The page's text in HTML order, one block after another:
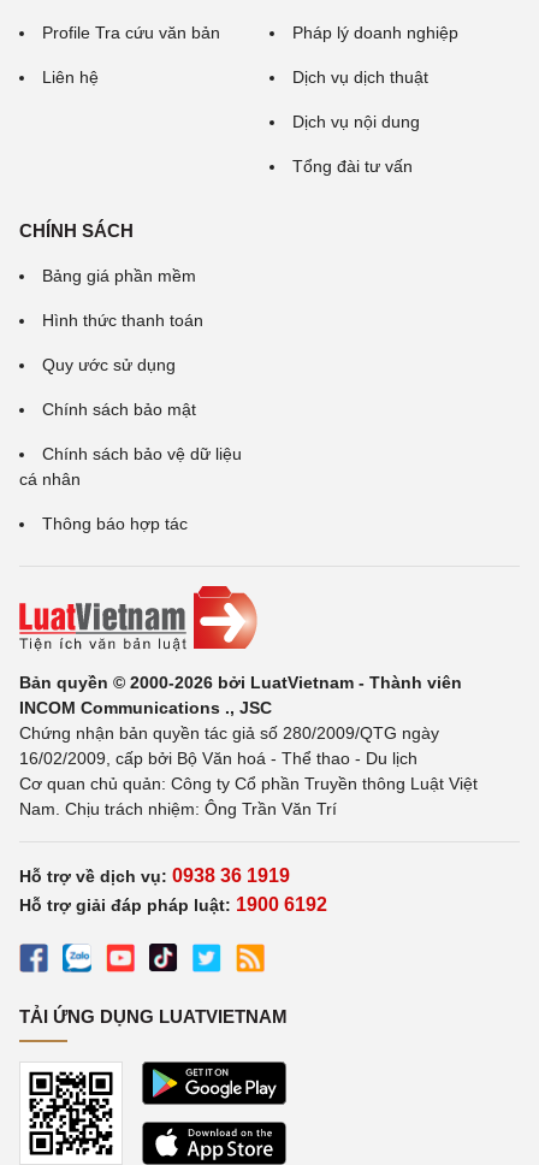
Profile Tra cứu văn bản
Liên hệ
Pháp lý doanh nghiệp
Dịch vụ dịch thuật
Dịch vụ nội dung
Tổng đài tư vấn
CHÍNH SÁCH
Bảng giá phần mềm
Hình thức thanh toán
Quy ước sử dụng
Chính sách bảo mật
Chính sách bảo vệ dữ liệu
cá nhân
Thông báo hợp tác
Bản quyền © 2000-2026 bởi LuatVietnam - Thành viên
INCOM Communications ., JSC
Chứng nhận bản quyền tác giả số 280/2009/QTG ngày
16/02/2009, cấp bởi Bộ Văn hoá - Thể thao - Du lịch
Cơ quan chủ quản: Công ty Cổ phần Truyền thông Luật Việt
Nam. Chịu trách nhiệm: Ông Trần Văn Trí
Hỗ trợ về dịch vụ: 0938 36 1919
Hỗ trợ giải đáp pháp luật: 1900 6192
TẢI ỨNG DỤNG LUATVIETNAM